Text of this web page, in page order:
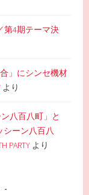
第4期テーマ決
」にシンセ機材
より
八百八町」と
シーン八百八
PARTY より